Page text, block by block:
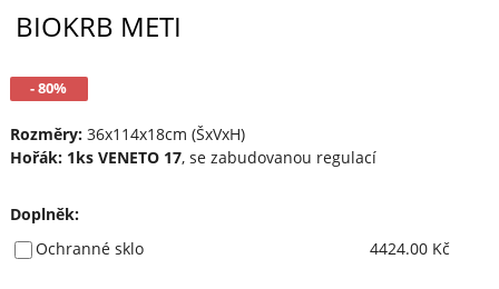
BIOKRB METI
- 80%
Rozměry:36x114x18cm (ŠxVxH)
Hořák: 1ks VENETO 17, se zabudovanou regulací
Doplněk:
Ochranné sklo
4424.00 Kč